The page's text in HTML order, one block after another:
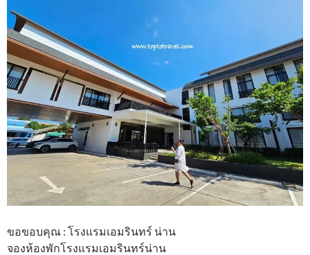
ขอขอบคุณ : โรงแรมเอมรินทร์ น่าน
จองห้องพักโรงแรมเอมรินทร์น่าน